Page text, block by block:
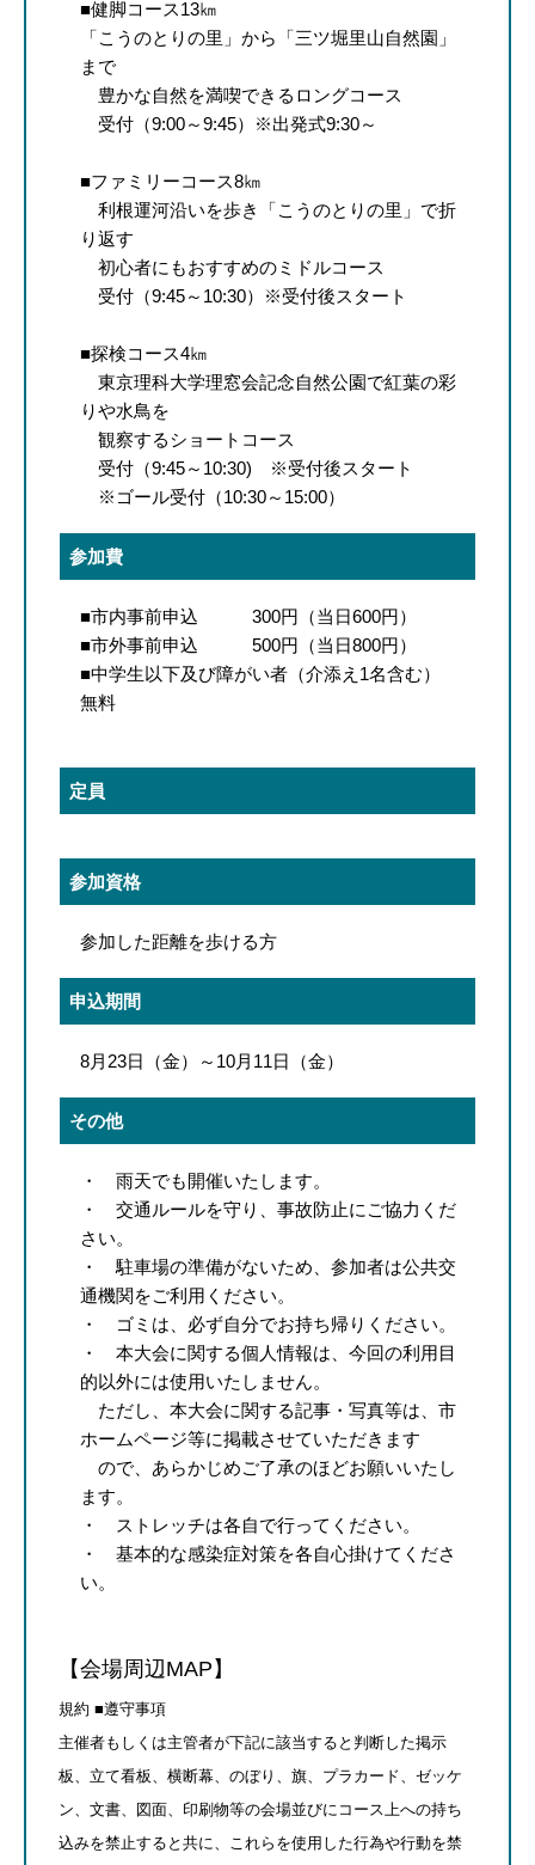
■健脚コース13㎞
「こうのとりの里」から「三ツ堀里山自然園」
まで
豊かな自然を満喫できるロングコース
受付（9:00～9:45）※出発式9:30～
■ファミリーコース8㎞
利根運河沿いを歩き「こうのとりの里」で折
り返す
初心者にもおすすめのミドルコース
受付（9:45～10:30）※受付後スタート
■探検コース4㎞
東京理科大学理窓会記念自然公園で紅葉の彩
りや水鳥を
観察するショートコース
受付（9:45～10:30) ※受付後スタート
※ゴール受付（10:30～15:00）
参加費
■市内事前申込 300円（当日600円）
■市外事前申込 500円（当日800円）
■中学生以下及び障がい者（介添え1名含む）
無料
定員
参加資格
参加した距離を歩ける方
申込期間
8月23日（金）～10月11日（金）
その他
・ 雨天でも開催いたします。
・ 交通ルールを守り、事故防止にご協力くだ
さい。
・ 駐車場の準備がないため、参加者は公共交
通機関をご利用ください。
・ ゴミは、必ず自分でお持ち帰りください。
・ 本大会に関する個人情報は、今回の利用目
的以外には使用いたしません。
ただし、本大会に関する記事・写真等は、市
ホームページ等に掲載させていただきます
ので、あらかじめご了承のほどお願いいたし
ます。
・ ストレッチは各自で行ってください。
・ 基本的な感染症対策を各自心掛けてくださ
い。
【会場周辺MAP】
規約 ■遵守事項
主催者もしくは主管者が下記に該当すると判断した掲示
板、立て看板、横断幕、のぼり、旗、プラカード、ゼッケ
ン、文書、図面、印刷物等の会場並びにコース上への持ち
込みを禁止すると共に、これらを使用した行為や行動を禁